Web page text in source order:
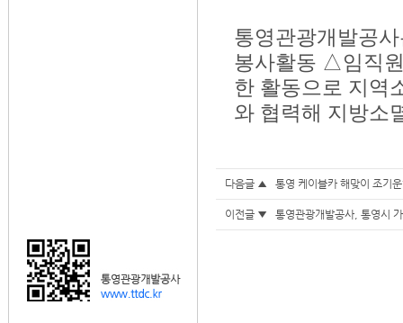
통영관광개발공
봉사활동 △임직
한 활동으로 지역
와 협력해 지방소
다음글 ▲ 통영 케이블카 해맞이 조기
이전글 ▼ 통영관광개발공사, 통영시